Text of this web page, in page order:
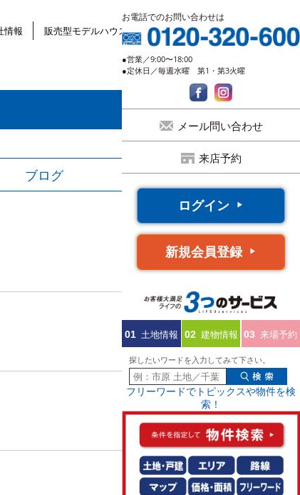
情報 販売型モデルハウス
ブログ
お電話でのお問い合わせは
●営業／9:00〜18:00
●定休日／毎週水曜 第1・第3火曜
メール問い合わせ
来店予約
ログイン
新規会員登録
01 土地情報 02 建物情報 03 来場予約
探したいワードを入力してみて下さい。
フリーワードでトピックスや物件を検
索！